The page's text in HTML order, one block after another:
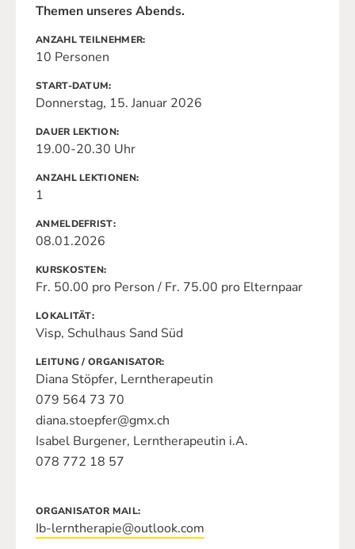
Themen unseres Abends.
ANZAHL TEILNEHMER
10 Personen
START-DATUM
Donnerstag, 15. Januar 2026
DAUER LEKTION
19.00-20.30 Uhr
ANZAHL LEKTIONEN
1
ANMELDEFRIST
08.01.2026
KURSKOSTEN
Fr. 50.00 pro Person / Fr. 75.00 pro Elternpaar
LOKALITÄT
Visp, Schulhaus Sand Süd
LEITUNG / ORGANISATOR
Diana Stöpfer, Lerntherapeutin
079 564 73 70
diana.stoepfer@gmx.ch
Isabel Burgener, Lerntherapeutin i.A.
078 772 18 57
ORGANISATOR MAIL
Ib-lerntherapie@outlook.com